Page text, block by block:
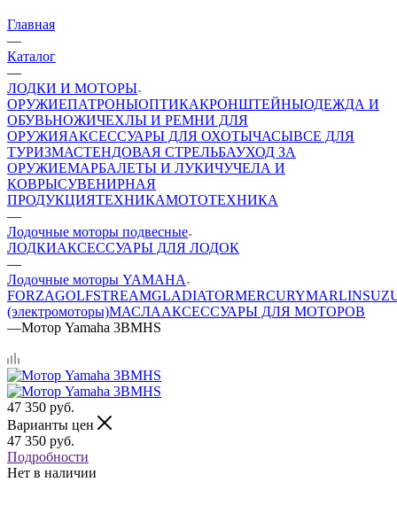
Главная
—
Каталог
—
ЛОДКИ И МОТОРЫ
ОРУЖИЕПАТРОНЫОПТИКАКРОНШТЕЙНЫОДЕЖДА И
ОБУВЬНОЖИЧЕХЛЫ И РЕМНИ ДЛЯ
ОРУЖИЯАКСЕССУАРЫ ДЛЯ ОХОТЫЧАСЫВСЕ ДЛЯ
ТУРИЗМАСТЕНДОВАЯ СТРЕЛЬБАУХОД ЗА
ОРУЖИЕМАРБАЛЕТЫ И ЛУКИЧУЧЕЛА И
КОВРЫСУВЕНИРНАЯ
ПРОДУКЦИЯТЕХНИКАМОТОТЕХНИКА
—
Лодочные моторы подвесные
ЛОДКИАКСЕССУАРЫ ДЛЯ ЛОДОК
—
Лодочные моторы YAMAHA
FORZAGOLFSTREAMGLADIATORMERCURYMARLIN
(электромоторы)МАСЛААКСЕССУАРЫ ДЛЯ МОТОРОВ
—Мотор Yamaha 3BMHS
47 350 руб.
Варианты цен
47 350 руб.
Подробности
Нет в наличии